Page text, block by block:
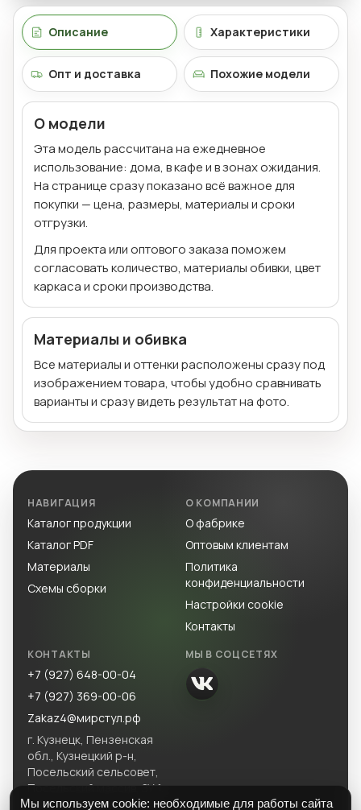
Описание Характеристики
Опт и доставка Похожие модели
О модели
Эта модель рассчитана на ежедневное
использование: дома, в кафе и в зонах ожидания.
На странице сразу показано всё важное для
покупки — цена, размеры, материалы и сроки
отгрузки.
Для проекта или оптового заказа поможем
согласовать количество, материалы обивки, цвет
каркаса и сроки производства.
Материалы и обивка
Все материалы и оттенки расположены сразу под
изображением товара, чтобы удобно сравнивать
варианты и сразу видеть результат на фото.
НАВИГАЦИЯ
Каталог продукции
Каталог PDF
Материалы
Схемы сборки
О КОМПАНИИ
О фабрике
Оптовым клиентам
Политика
конфиденциальности
Настройки cookie
Контакты
КОНТАКТЫ
+7 (927) 648-00-04
+7 (927) 369-00-06
Zakaz4@мирстул.рф
г. Кузнецк, Пензенская
обл., Кузнецкий р-н,
Посельский сельсовет,
Посельский массив, ЗУ 1.
МЫ В СОЦСЕТЯХ
Мы используем cookie: необходимые для работы сайта